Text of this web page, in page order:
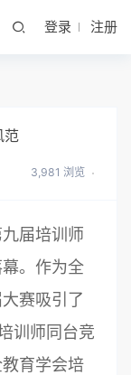
登录 注册
范
3,981 浏览
届培训师
。作为全
赛吸引了
训师同台竞
育学会培